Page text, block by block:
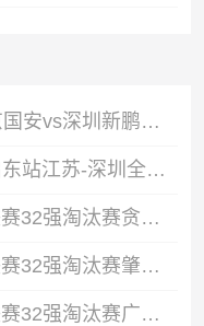
08月07日中超第22轮北京国安vs深圳新鹏城全场录像
08月07日CBA夏季联赛启东站江苏-深圳全场录像
08月04日佛山西甲足球联赛32强淘汰赛贪玩游戏VS美的薪火全场录像
08月04日佛山西甲足球联赛32强淘汰赛肇庆恒骏成VS三七互娱全场录像
08月04日佛山西甲足球联赛32强淘汰赛广东西南建设VS香港圣徒全场录像